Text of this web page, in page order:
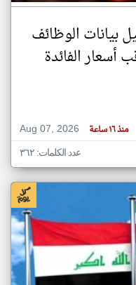
بيانات الوظائف
أسعار الفائدة
Aug 07, 2026
منذ ١٦ ساعة
عدد الكلمات: ٣٦٢